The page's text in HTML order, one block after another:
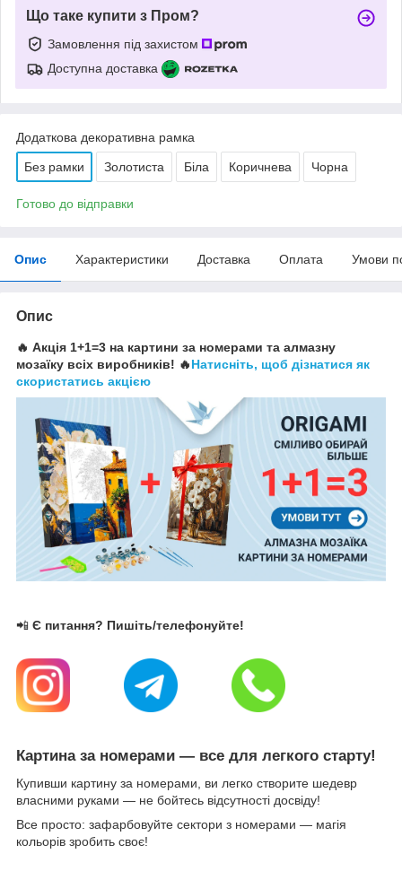
Що таке купити з Пром?
Замовлення під захистом
Доступна доставка
Додаткова декоративна рамка
Без рамки Золотиста Біла Коричнева Чорна
Готово до відправки
Опис Характеристики Доставка Оплата Умови
Опис
🔥 Акція 1+1=3 на картини за номерами та алмазну
мозаїку всіх виробників! 🔥Натисніть, щоб дізнатися як
скористатись акцією
📲 Є питання? Пишіть/телефонуйте!
Картина за номерами — все для легкого старту!
Купивши картину за номерами, ви легко створите шедевр
власними руками — не бойтесь відсутності досвіду!
Все просто: зафарбовуйте сектори з номерами — магія
кольорів зробить своє!